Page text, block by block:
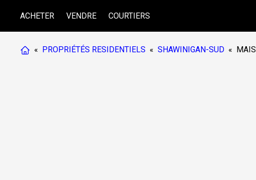
ACHETER VENDRE COURTIERS
« PROPRIÉTÉS RESIDENTIELS « SHAWINIGAN-SUD «